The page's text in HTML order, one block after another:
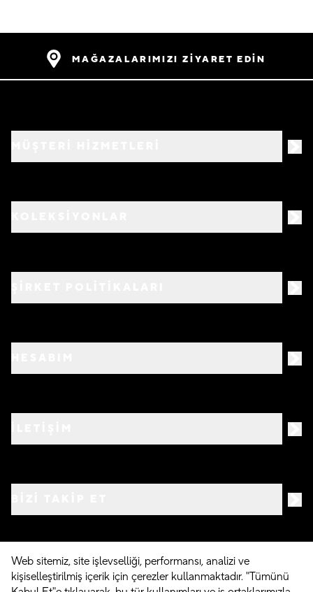
MAĞAZALARIMIZI ZİYARET EDİN
©2026 Crocs.com.tr • Tüm hakları saklıdır
Web sitemiz, site işlevselliği, performansı, analizi ve
kişiselleştirilmiş içerik için çerezler kullanmaktadır. "Tümünü